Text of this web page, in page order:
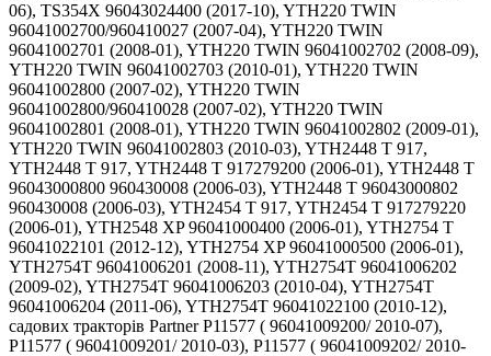
06), TS354X 96043024400 (2017-10), YTH220 TWIN
96041002700/960410027 (2007-04), YTH220 TWIN
96041002701 (2008-01), YTH220 TWIN 96041002702 (2008-09),
YTH220 TWIN 96041002703 (2010-01), YTH220 TWIN
96041002800 (2007-02), YTH220 TWIN
96041002800/960410028 (2007-02), YTH220 TWIN
96041002801 (2008-01), YTH220 TWIN 96041002802 (2009-01),
YTH220 TWIN 96041002803 (2010-03), YTH2448 T 917,
YTH2448 T 917, YTH2448 T 917279200 (2006-01), YTH2448 T
96043000800 960430008 (2006-03), YTH2448 T 96043000802
960430008 (2006-03), YTH2454 T 917, YTH2454 T 917279220
(2006-01), YTH2548 XP 96041000400 (2006-01), YTH2754 T
96041022101 (2012-12), YTH2754 XP 96041000500 (2006-01),
YTH2754T 96041006201 (2008-11), YTH2754T 96041006202
(2009-02), YTH2754T 96041006203 (2010-04), YTH2754T
96041006204 (2011-06), YTH2754T 96041022100 (2010-12),
садових тракторів Partner P11577 ( 96041009200/ 2010-07),
P11577 ( 96041009201/ 2010-03), P11577 ( 96041009202/ 2010-